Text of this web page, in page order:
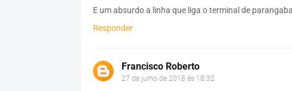
E um absurdo a linha que liga o terminal de
Responder
Francisco Roberto
27 de julho de 2018 às 18:32